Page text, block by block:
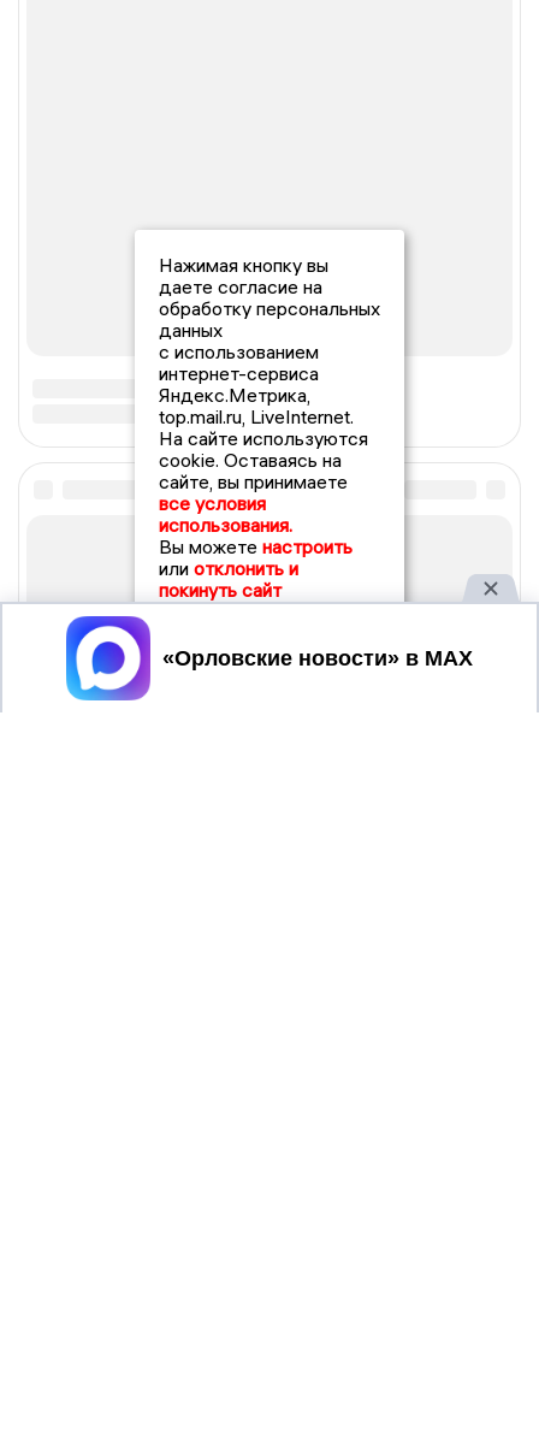
Нажимая кнопку вы
даете согласие на
обработку персональных
данных
с использованием
интернет-сервиса
Яндекс.Метрика,
top.mail.ru, LiveInternet.
На сайте используются
cookie. Оставаясь на
сайте, вы принимаете
все условия
использования.
Вы можете настроить
или отклонить и
покинуть сайт
Принять